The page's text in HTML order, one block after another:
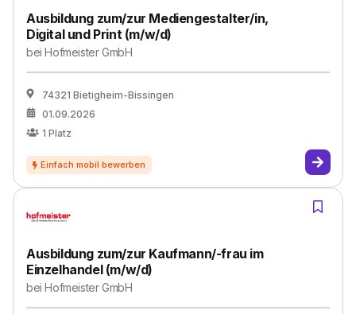
Ausbildung zum/zur Mediengestalter/in,
Digital und Print (m/w/d)
beiHofmeister GmbH
74321 Bietigheim-Bissingen
01.09.2026
1 Platz
Ausbildung zum/zur Kaufmann/-frau im
Einzelhandel (m/w/d)
beiHofmeister GmbH